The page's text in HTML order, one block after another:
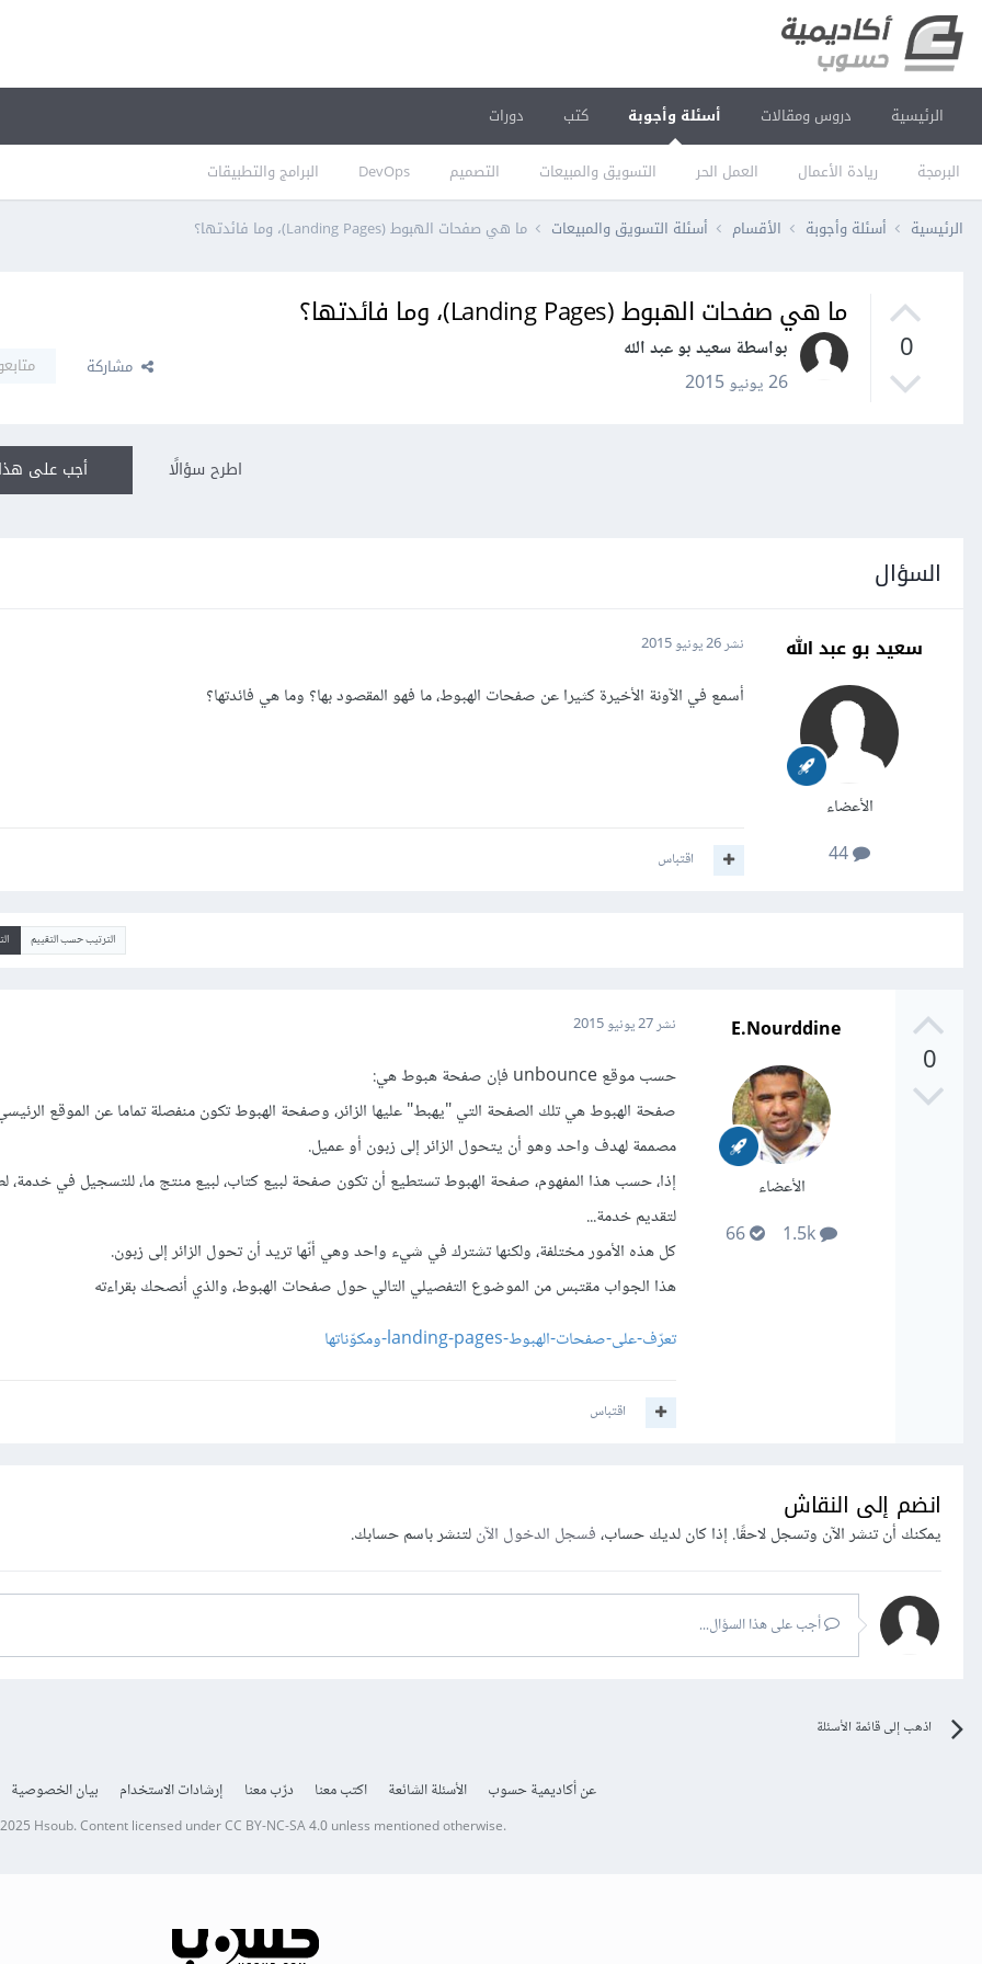
الرئيسية دروس ومقالات أسئلة وأجوبة
البرمجة ريادة الأعمال العمل الحر التسويق والمبيعات التصميم DevOps البرامج والتطبيقات
كتب دورات
الرئيسية أسئلة وأجوبة الأقسام أسئلة التسويق والمبيعات ما هي صفحات الهبوط (Landing Pages)، وما فائدتها؟
0
ما هي صفحات الهبوط (Landing Pages)، وما فائدتها؟
بواسطة سعيد بو عبد الله
26 يونيو 2015
مشاركة
أجب على اطرح سؤالًا
السؤال
سعيد بو عبد الله
الأعضاء
نشر26 يونيو 2015
أسمع في الآونة الأخيرة كثيرا عن صفحات الهبوط، ما فهو المقصود بها؟ وما هي فائدتها؟
اقتباس
الترتيب حسب التقييم
0
E.Nourddine
الأعضاء
نشر27 يونيو 2015
حسب موقع unbounce فإن صفحة هبوط هي:
صفحة الهبوط هي تلك الصفحة التي "يهبط" عليها الزائر، وصفحة الهبوط تكون منفصلة تماما عن الموقع
مصممة لهدف واحد وهو أن يتحول الزائر إلى زبون أو عميل.
إذا، حسب هذا المفهوم، صفحة الهبوط تستطيع أن تكون صفحة لبيع كتاب، لبيع منتج ما، للتسجيل في خدمة،
لتقديم خدمة...
كل هذه الأمور مختلفة، ولكنها تشترك في شيء واحد وهي أنّها تريد أن تحول الزائر إلى زبون.
هذا الجواب مقتبس من الموضوع التفصيلي التالي حول صفحات الهبوط، والذي أنصحك بقراءته
تعرّف-على-صفحات-الهبوط-landing-pages-ومكوّناتها
اقتباس
انضم إلى النقاش
يمكنك أن تنشر الآن وتسجل لاحقًا. إذا كان لديك حساب،فسجل الدخول الآنلتنشر باسم حسابك.
أجب على هذا السؤال...
اذهب إلى قائمة الأسئلة
عن أكاديمية حسوب الأسئلة الشائعة اكتب معنا درّب معنا إرشادات الاستخدام بيان الخصوصية
Hsoub.Content licensed underCC BY-NC-SA 4.0unless mentioned otherwise.